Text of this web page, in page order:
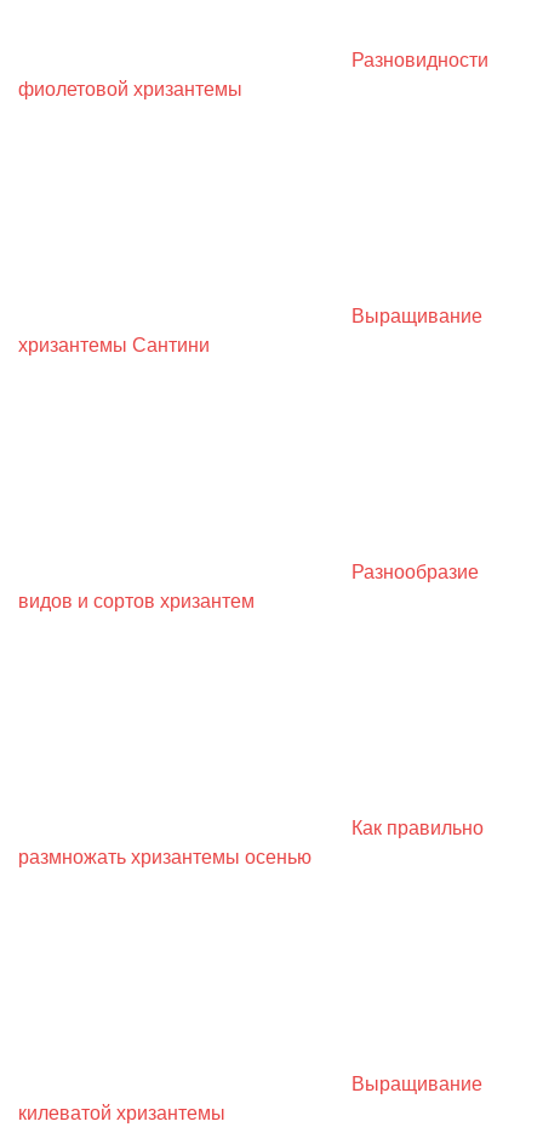
Разновидности
фиолетовой хризантемы
Выращивание
хризантемы Сантини
Разнообразие
видов и сортов хризантем
Как правильно
размножать хризантемы осенью
Выращивание
килеватой хризантемы